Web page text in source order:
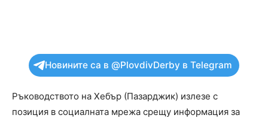
Новините са в @PlovdivDerby в Telegram
Ръководството на Хебър (Пазарджик) излезе с
позиция в социалната мрежа срещу информация за